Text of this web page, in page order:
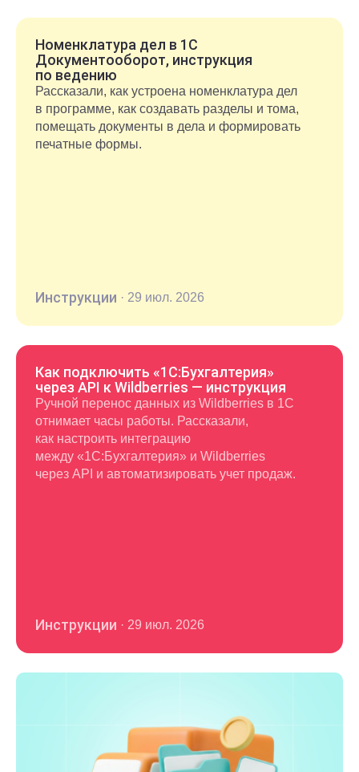
Номенклатура дел в 1С
Документооборот, инструкция
по ведению
Рассказали, как устроена номенклатура дел
в программе, как создавать разделы и тома,
помещать документы в дела и формировать
печатные формы.
Инструкции · 29 июл. 2026
Как подключить «1С:Бухгалтерия»
через API к Wildberries — инструкция
Ручной перенос данных из Wildberries в 1С
отнимает часы работы. Рассказали,
как настроить интеграцию
между «1С:Бухгалтерия» и Wildberries
через API и автоматизировать учет продаж.
Инструкции · 29 июл. 2026